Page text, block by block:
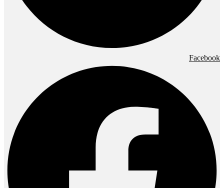
Facebook